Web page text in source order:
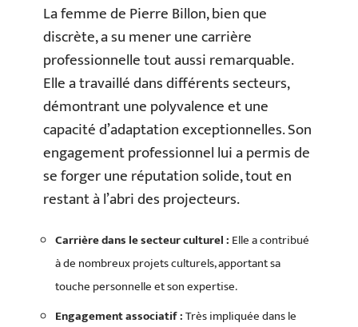
La femme de Pierre Billon, bien que
discrète, a su mener une carrière
professionnelle tout aussi remarquable.
Elle a travaillé dans différents secteurs,
démontrant une polyvalence et une
capacité d’adaptation exceptionnelles. Son
engagement professionnel lui a permis de
se forger une réputation solide, tout en
restant à l’abri des projecteurs.
Carrière dans le secteur culturel : Elle a contribué
à de nombreux projets culturels, apportant sa
touche personnelle et son expertise.
Engagement associatif :Très impliquée dans le